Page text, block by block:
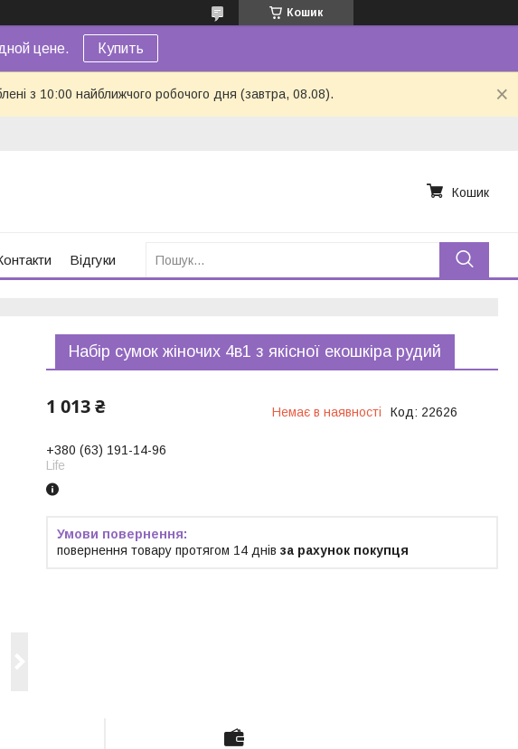
Кошик
цене. Купить
з 10:00 найближчого робочого дня (завтра, 08.08).
Кошик
Відгуки
Набір сумок жіночих 4в1 з якісної екошкіра рудий
1 013 ₴ Немає в наявності Код: 22626
+380 (63) 191-14-96
Life
повернення товару протягом 14 днів за рахунок покупця